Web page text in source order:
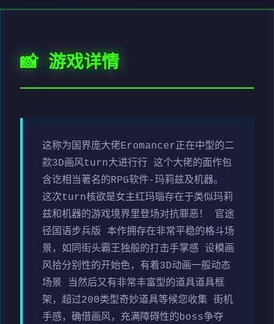
📸 游戏详情
这称为国界庞大佬Eromancer正在中型的二
款3D画风turn大进行行 这个大佬的面作包
含讫相当著名的RPG软件-玛莉兹及机器。
这次turn核欲是女主红玛瑙存在于类似玛莉
兹和机器的游戏境界里登场对抗罪恶！ 官途
径国语步兵版 本作拥存在非常平稳的格斗场
景，如同街头霸王独般的打击手掌感 设模画
风拾分别性的开始色，有着3D动画一般动态
场景 当然后又有非常丰富型的道具道具框
架，超过200类型奇妙道具等候您收集 街机
手感，确借画风，充满障碍性的boss争夺